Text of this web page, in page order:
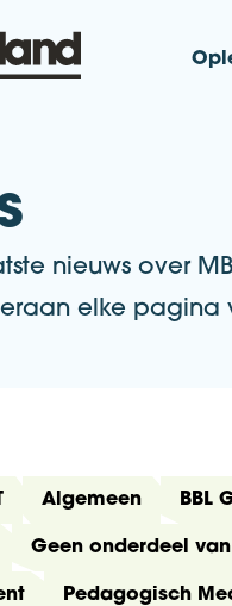
MBO Westland
nieuws over
elke pagina
Algemeen BBL
Geen onderdeel
Pedagogisch